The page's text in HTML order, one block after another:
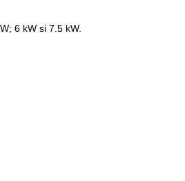
6 kW si 7.5 kW.